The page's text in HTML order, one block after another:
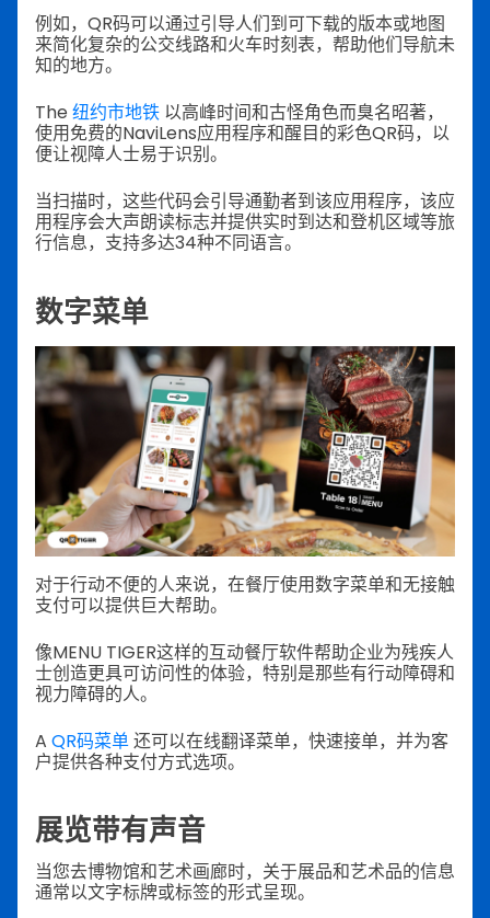
例如，QR码可以通过引导人们到可下载的版本或地图
来简化复杂的公交线路和火车时刻表，帮助他们导航未
知的地方。
The 纽约市地铁 以高峰时间和古怪角色而臭名昭著，
使用免费的NaviLens应用程序和醒目的彩色QR码，以
便让视障人士易于识别。
当扫描时，这些代码会引导通勤者到该应用程序，该应
用程序会大声朗读标志并提供实时到达和登机区域等旅
行信息，支持多达34种不同语言。
数字菜单
对于行动不便的人来说，在餐厅使用数字菜单和无接触
支付可以提供巨大帮助。
像MENU TIGER这样的互动餐厅软件帮助企业为残疾人
士创造更具可访问性的体验，特别是那些有行动障碍和
视力障碍的人。
A QR码菜单还可以在线翻译菜单，快速接单，并为客
户提供各种支付方式选项。
展览带有声音
当您去博物馆和艺术画廊时，关于展品和艺术品的信息
通常以文字标牌或标签的形式呈现。